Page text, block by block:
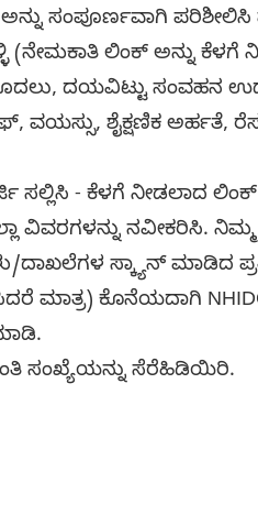
ಸಂಪೂರ್ಣವಾಗಿ
(ನೇಮಕಾತಿ ಲಿಂಕ್ ಅನ್ನು ಕೆಳಗೆ
ದಯವಿಟ್ಟು ಸಂವಹನ
ವಯಸ್ಸು, ಶೈಕ್ಷಣಿಕ ಅರ್ಹತೆ,
ಸಲ್ಲಿಸಿ - ಕೆಳಗೆ ನೀಡಲಾದ
ನವೀಕರಿಸಿ. ನಿಮ್ಮ
ದಾಖಲೆಗಳ ಸ್ಕ್ಯಾನ್ ಮಾಡಿದ
ಮಾತ್ರ) ಕೊನೆಯದಾಗಿ
ಸಂಖ್ಯೆಯನ್ನು ಸೆರೆಹಿಡಿಯಿರಿ.